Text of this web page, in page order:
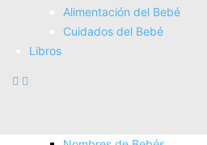
Alimentación del Bebé
Cuidados del Bebé
Libros
Embarazo
Consejos para Embarazadas
Alimentacion de la Embarazada